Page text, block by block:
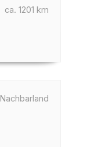
ca. 1201 km
Nachbarland